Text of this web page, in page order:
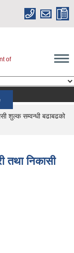
of
शुल्क सम्वन्धी बढाबढको
तथा निकासी